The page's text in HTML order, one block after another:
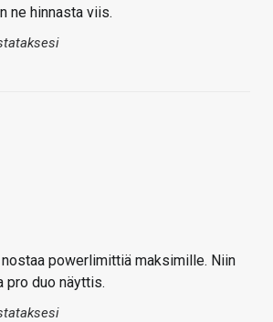
ne hinnasta viis.
powerlimittiä maksimille. Niin
pro duo näyttis.